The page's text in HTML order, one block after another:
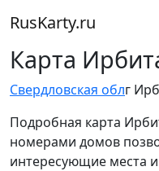
RusKarty.ru
Карта
Свердловская облг
Подробная карта
номерами домов
интересующие места